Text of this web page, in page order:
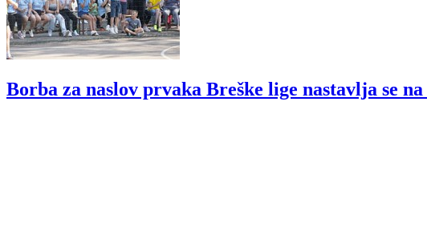
Borba za naslov prvaka Breške lige nastavlja se